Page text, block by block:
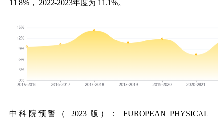
11.8% ， 2022-2023年度为 11.1%。
中科院预警（ 2023 版）：
EUROPEAN PHYSICAL